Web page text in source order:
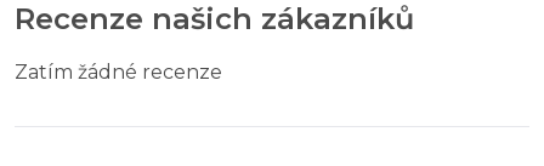
Recenze našich zákazníků
Zatím žádné recenze